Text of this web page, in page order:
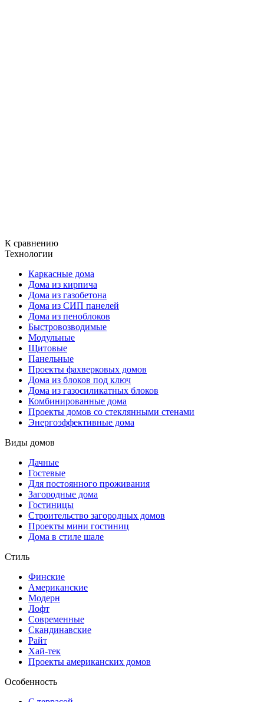
К сравнению
Технологии
Каркасные дома
Дома из кирпича
Дома из газобетона
Дома из СИП панелей
Дома из пеноблоков
Быстровозводимые
Модульные
Щитовые
Панельные
Проекты фахверковых домов
Дома из блоков под ключ
Дома из газосиликатных блоков
Комбинированные дома
Проекты домов со стеклянными стенами
Энергоэффективные дома
Виды домов
Дачные
Гостевые
Для постоянного проживания
Загородные дома
Гостиницы
Строительство загородных домов
Проекты мини гостиниц
Дома в стиле шале
Стиль
Финские
Американские
Модерн
Лофт
Современные
Скандинавские
Райт
Хай-тек
Проекты американских домов
Особенность